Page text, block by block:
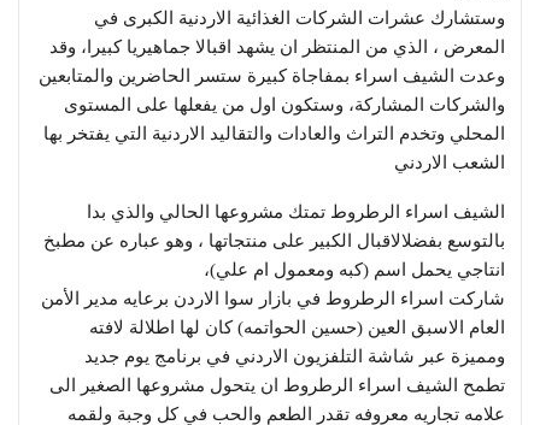
وستشارك عشرات الشركات الغذائية الاردنية الكبرى في
المعرض ، الذي من المنتظر ان يشهد اقبالا جماهيريا كبيرا، وقد
وعدت الشيف اسراء بمفاجاة كبيرة ستسر الحاضرين والمتابعين
والشركات المشاركة، وستكون اول من يفعلها على المستوى
المحلي وتخدم التراث والعادات والتقاليد الاردنية التي يفتخر بها
الشعب الاردني
الشيف اسراء الرطروط تمتك مشروعها الحالي والذي بدا
بالتوسع بفضلالاقبال الكبير على منتجاتها ، وهو عباره عن مطبخ
انتاجي يحمل اسم (كبه ومعمول ام علي)،
شاركت اسراء الرطروط في بازار سوا الاردن برعايه مدير الأمن
العام الاسبق العين (حسين الحواتمه) كان لها اطلالة لافته
ومميزة عبر شاشة التلفزيون الاردني في برنامج يوم جديد
تطمح الشيف اسراء الرطروط ان يتحول مشروعها الصغير الى
علامه تجاريه معروفه تقدر الطعم والحب في كل وجبة ولقمه